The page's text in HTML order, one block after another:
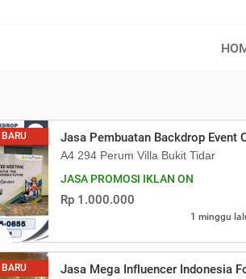
BARU Jasa Pembuatan Backdrop Event
A4 294 Perum Villa Bukit Tidar
JASA PROMOSI IKLAN ON
Rp 1.000.000
1 minggu
BARU Jasa Mega Influencer Indonesia